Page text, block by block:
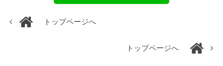
トップページへ
トップページへ